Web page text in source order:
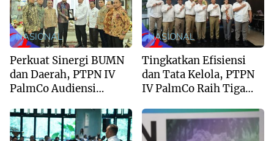
NASIONAL
Perkuat Sinergi BUMN
dan Daerah, PTPN IV
PalmCo Audiensi
Sumbar Mahyeldi
NASIONAL
Tingkatkan Efisiensi
dan Tata Kelola, PTPN
IV PalmCo Raih Tiga
Group 2026